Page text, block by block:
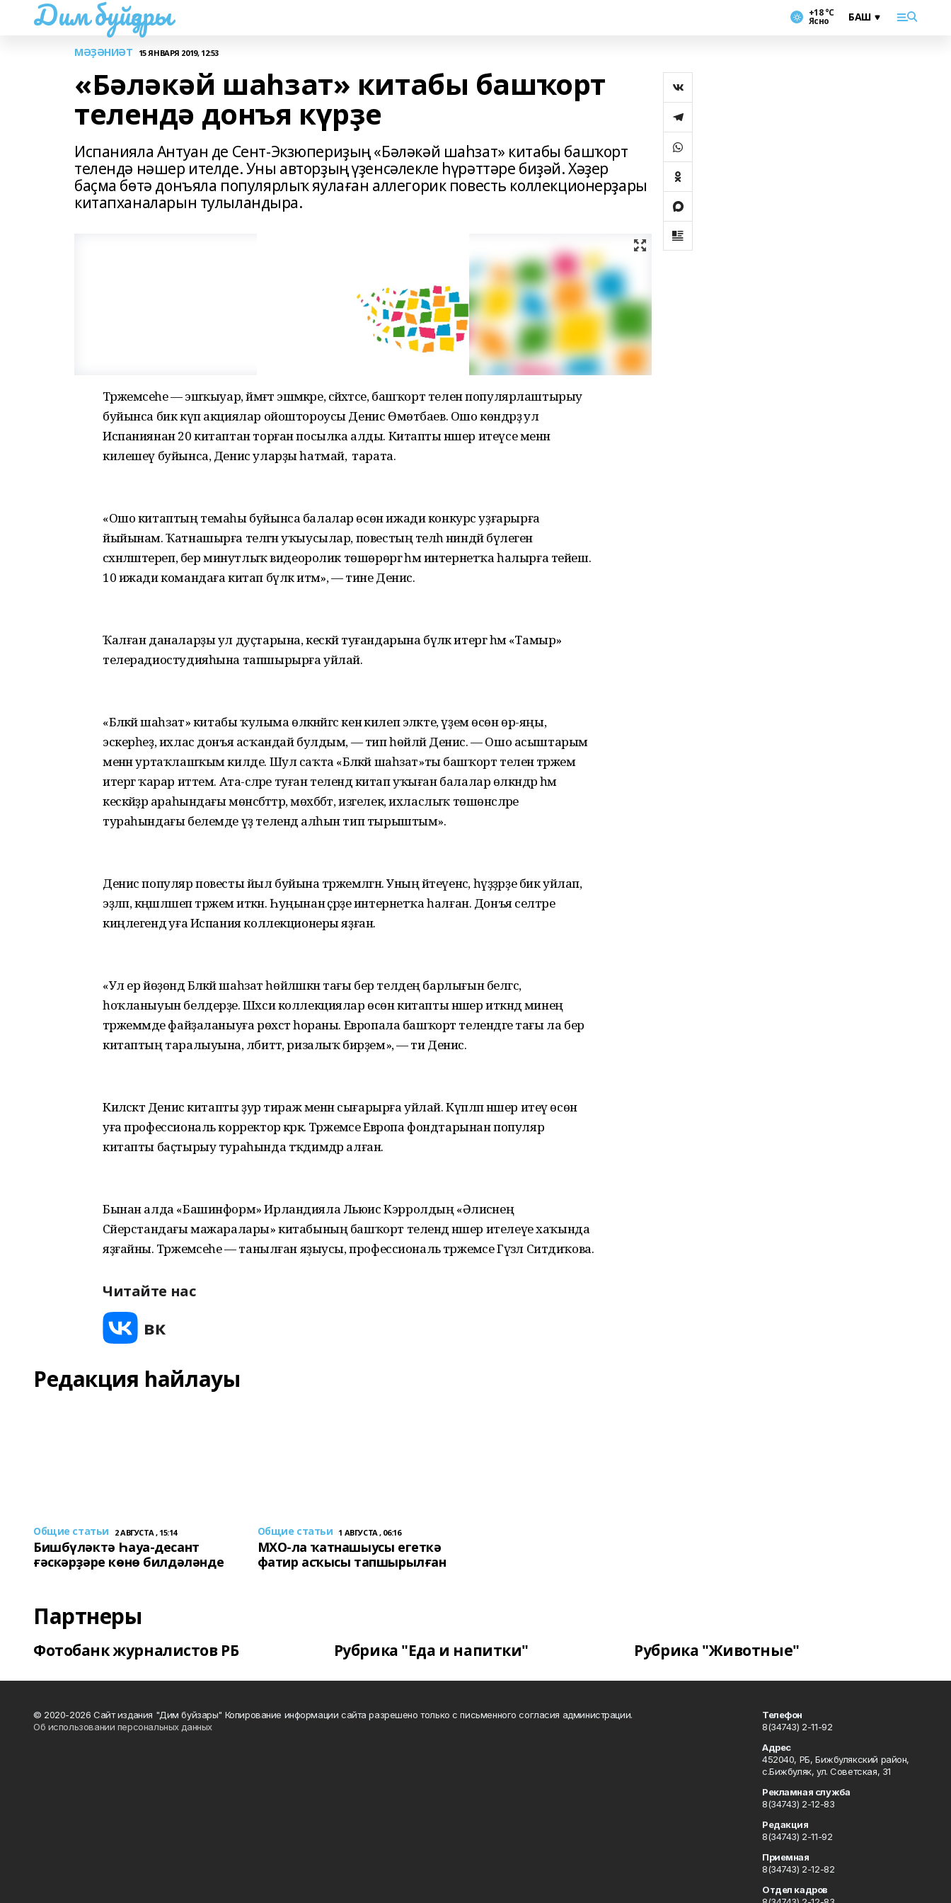
Дим буйҙары +18 °С
Ясно
МӘҘӘНИӘТ 15 ЯНВАРЯ 2019, 12:53
«Бәләкәй шаһзат» китабы башҡорт
телендә донъя күрҙе
Испанияла Антуан де Сент-Экзюпериҙың «Бәләкәй шаһзат» китабы башҡорт
телендә нәшер ителде. Уны авторҙың үҙенсәлекле һүрәттәре биҙәй. Хәҙер
баҫма бөтә донъяла популярлыҡ яулаған аллегорик повесть коллекционерҙары
китапханаларын тулыландыра.
Тәржемәсеһе — эшҡыуар, йәмәғәт эшмәкәре, сәйәхәтсе, башҡорт телен популярлаштырыу
буйынса бик күп акциялар ойоштороусы Денис Өмөтбаев. Ошо көндәрҙә ул
Испаниянан 20 китаптан торған посылка алды. Китапты нәшер итеүсе менән
килешеү буйынса, Денис уларҙы һатмай, ә тарата.
«Ошо китаптың темаһы буйынса балалар өсөн ижади конкурс уҙғарырға
йыйынам. Ҡатнашырға теләгән уҡыусылар, повестың теләһә ниндәй бүлеген
сәхнәләштереп, бер минутлыҡ видеоролик төшөрөргә һәм интернетҡа һалырға тейеш.
10 ижади командаға китап бүләк итәм», — тине Денис.
Ҡалған даналарҙы ул дуҫтарына, кескәй туғандарына бүләк итергә һәм «Тамыр»
телерадиостудияһына тапшырырға уйлай.
«Бәләкәй шаһзат» китабы ҡулыма өлкәнәйгәс кенә килеп эләкте, үҙем өсөн өр-яңы,
эскерһеҙ, ихлас донъя асҡандай булдым, — тип һөйләй Денис. — Ошо асыштарым
менән уртаҡлашҡым килде. Шул саҡта «Бәләкәй шаһзат»ты башҡорт теленә тәржемә
итергә ҡарар иттем. Ата-әсәләре туған телендә китап уҡыған балалар өлкәндәр һәм
кескәйҙәр араһындағы мөнәсәбәттәр, мөхәббәт, изгелек, ихласлыҡ төшөнсәләре
тураһындағы белемде үҙ телендә алһын тип тырыштым».
Денис популяр повесты йыл буйына тәржемәләгән. Уның әйтеүенсә, һүҙҙәрҙе бик уйлап,
эҙләп, кәңәшләшеп тәржемә иткән. Һуңынан әҫәрҙе интернетҡа һалған. Донъя селтәре
киңлегендә уға Испания коллекционеры яҙған.
«Ул ер йөҙөндә Бәләкәй шаһзат һөйләшкән тағы бер телдең барлығын белгәс,
һоҡланыуын белдерҙе. Шәхси коллекциялар өсөн китапты нәшер иткәндә минең
тәржемәмде файҙаланыуға рөхсәт һораны. Европала башҡорт телендәге тағы ла бер
китаптың таралыуына, әлбиттә, ризалыҡ бирҙем», — ти Денис.
Киләсәктә Денис китапты ҙур тираж менән сығарырға уйлай. Күпләп нәшер итеү өсөн
уға профессиональ корректор кәрәк. Тәржемәсе Европа фондтарынан популяр
китапты баҫтырыу тураһында тәҡдимдәр алған.
Бынан алда «Башинформ» Ирландияла Льюис Кэрролдың «Әлисәнең
Сәйерстандағы мажаралары» китабының башҡорт телендә нәшер ителеүе хаҡында
яҙғайны. Тәржемәсеһе — танылған яҙыусы, профессиональ тәржемәсе Гүзәл Ситдиҡова.
Читайте нас
Редакция һайлауы
Общие статьи 2 АВГУСТА , 15:14
Бишбүләктә Һауа-десант
ғәскәрҙәре көнө билдәләнде
Общие статьи 1 АВГУСТА , 06:16
МХО-ла ҡатнашыусы егеткә
фатир асҡысы тапшырылған
Партнеры
Фотобанк журналистов РБ Рубрика "Еда и напитки" Рубрика "Животные"
© 2020-2026 Сайт издания "Дим буйзары" Копирование информации сайта разрешено только с письменного согласия администрации.
Об использовании персональных данных
Телефон
8(34743) 2-11-92
Адрес
452040, РБ, Бижбулякский район,
с.Бижбуляк, ул. Советская, 31
Рекламная служба
8(34743) 2-12-83
Редакция
8(34743) 2-11-92
Приемная
8(34743) 2-12-82
Отдел кадров